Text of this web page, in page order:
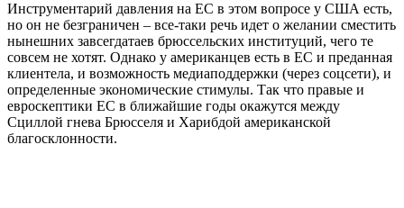
Инструментарий давления на ЕС в этом вопросе у США есть,
но он не безграничен – все-таки речь идет о желании сместить
нынешних завсегдатаев брюссельских институций, чего те
совсем не хотят. Однако у американцев есть в ЕС и преданная
клиентела, и возможность медиаподдержки (через соцсети), и
определенные экономические стимулы. Так что правые и
евроскептики ЕС в ближайшие годы окажутся между
Сциллой гнева Брюсселя и Харибдой американской
благосклонности.